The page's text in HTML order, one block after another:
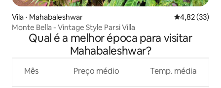
Vila ⋅ Mahabaleshwar 4,82 de uma
4,82 (33)
Monte Bella - Vintage Style Parsi Villa
Qual é a melhor época para visitar
Mahabaleshwar?
Mês Preço médio Temp. média